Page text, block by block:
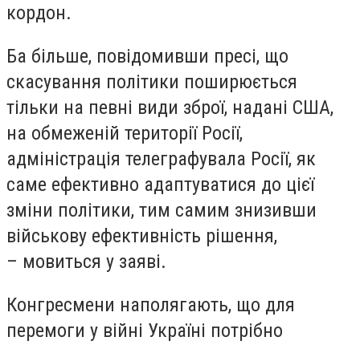
кордон.
Ба більше, повідомивши пресі, що
скасування політики поширюється
тільки на певні види зброї, надані США,
на обмеженій території Росії,
адміністрація телеграфувала Росії, як
саме ефективно адаптуватися до цієї
зміни політики, тим самим знизивши
військову ефективність рішення,
– мовиться у заяві.
Конгресмени наполягають, що для
перемоги у війні Україні потрібно